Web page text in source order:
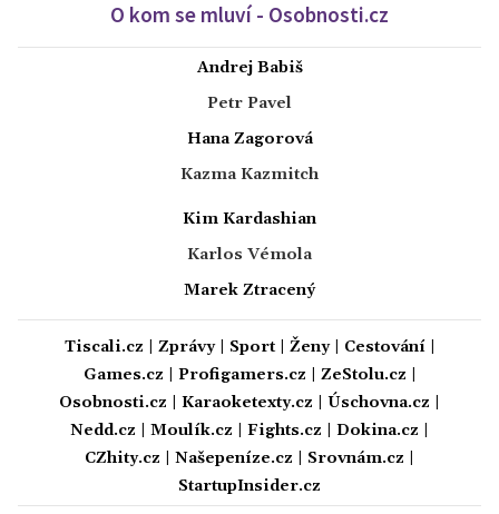
O kom se mluví - Osobnosti.cz
Andrej Babiš
Petr Pavel
Hana Zagorová
Kazma Kazmitch
Kim Kardashian
Karlos Vémola
Marek Ztracený
Tiscali.cz Zprávy| Sport| Ženy| Cestování|
Games.cz
Profigamers.cz ZeStolu.cz
Osobnosti.cz
Karaoketexty.cz Úschovna.cz
Nedd.cz
Moulík.cz Fights.cz Dokina.cz
CZhity.cz
Našepeníze.cz Srovnám.cz
StartupInsider.cz